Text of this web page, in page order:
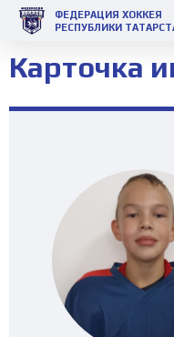
ФЕДЕРАЦИЯ ХОККЕЯ
РЕСПУБЛИКИ
Карточка